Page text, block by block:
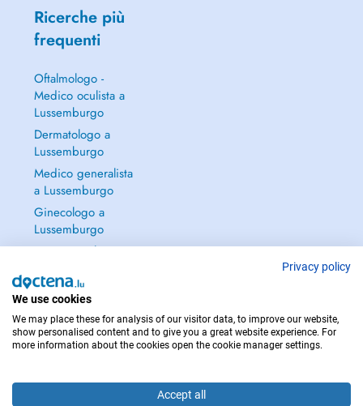
Ricerche più
frequenti
Oftalmologo -
Medico oculista a
Lussemburgo
Dermatologo a
Lussemburgo
Medico generalista
a Lussemburgo
Ginecologo a
Lussemburgo
Continua a leggere
PER LE URGENZE, CONSULTARE : 112
Privacy policy
We use cookies
We may place these for analysis of our visitor data, to improve our website,
show personalised content and to give you a great website experience. For
more information about the cookies open the cookie manager settings.
Accept all